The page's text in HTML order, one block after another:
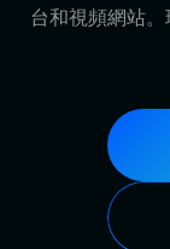
台和視頻網站